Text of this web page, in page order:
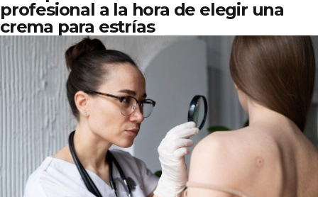
profesional a la hora de elegir una
crema para estrías